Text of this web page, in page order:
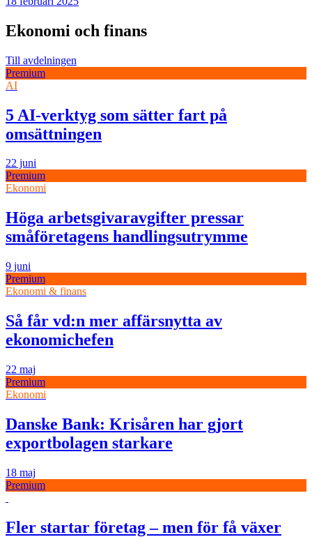
Ekonomi och finans
Till avdelningen
Premium
AI
5 AI-verktyg som sätter fart på
omsättningen
22 juni
Premium
Ekonomi
Höga arbetsgivaravgifter pressar
småföretagens handlingsutrymme
9 juni
Premium
Ekonomi & finans
Så får vd:n mer affärsnytta av
ekonomichefen
22 maj
Premium
Ekonomi
Danske Bank: Krisåren har gjort
exportbolagen starkare
18 maj
Premium
Fler startar företag – men för få växer